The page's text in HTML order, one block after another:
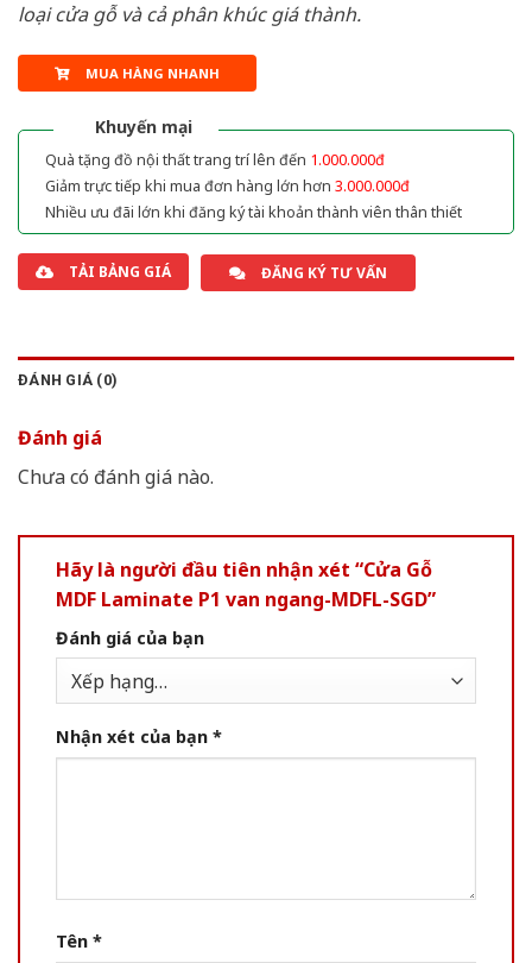
loại cửa gỗ và cả phân khúc giá thành.
MUA HÀNG NHANH
Khuyến mại
Quà tặng đồ nội thất trang trí lên đến 1.000.000đ
Giảm trực tiếp khi mua đơn hàng lớn hơn 3.000.000đ
Nhiều ưu đãi lớn khi đăng ký tài khoản thành viên thân thiết
TẢI BẢNG GIÁ ĐĂNG KÝ TƯ VẤN
ĐÁNH GIÁ (0)
Đánh giá
Chưa có đánh giá nào.
Hãy là người đầu tiên nhận xét “Cửa Gỗ
MDF Laminate P1 van ngang-MDFL-SGD”
Đánh giá của bạn
Nhận xét của bạn *
Tên *